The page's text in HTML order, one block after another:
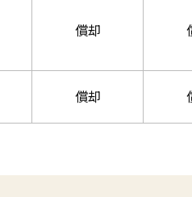
償却
償却